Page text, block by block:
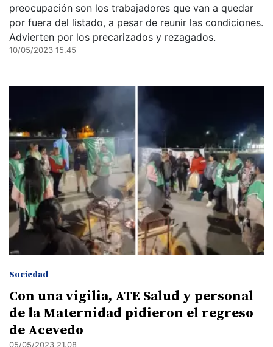
preocupación son los trabajadores que van a quedar
por fuera del listado, a pesar de reunir las condiciones.
Advierten por los precarizados y rezagados.
10/05/2023 15.45
Sociedad
Con una vigilia, ATE Salud y personal
de la Maternidad pidieron el regreso
de Acevedo
05/05/2023 21.08